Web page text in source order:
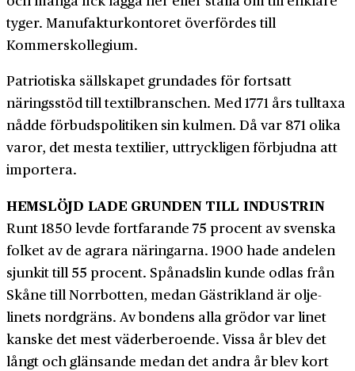
tyger. Manufaktur­kontoret överfördes till
Kommerskollegium.
Patriotiska sällskapet grundades för fortsatt
näringsstöd till textilbranschen. Med 1771 års tulltaxa
nådde förbuds­politiken sin kulmen. Då var 871 olika
varor, det mesta textilier, uttryckligen förbjudna att
importera.
HEMSLÖJD LADE GRUNDEN TILL INDUSTRIN
Runt 1850 levde fortfarande 75 procent av svenska
folket av de agrara näringarna. 1900 hade andelen
sjunkit till 55 procent. Spånads­lin kunde odlas från
Skåne till Norrbotten, medan Gästrikland är olje­
linets nordgräns. Av bondens alla grödor var linet
kanske det mest väder­beroende. Vissa år blev det
långt och glänsande medan det andra år blev kort